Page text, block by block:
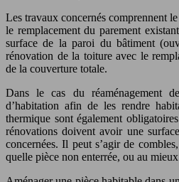
Les travaux concernés comprennent
le remplacement du parement
surface de la paroi du bâtiment
rénovation de la toiture avec le
de la couverture totale.
Dans le cas du réaménagement
d’habitation afin de les rendre
thermique sont également
rénovations doivent avoir une
concernées. Il peut s’agir de
quelle pièce non enterrée, ou au